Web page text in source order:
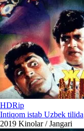
HDRip
Intiqom istab Uzbek tilida
2019 Kinolar / Jangari